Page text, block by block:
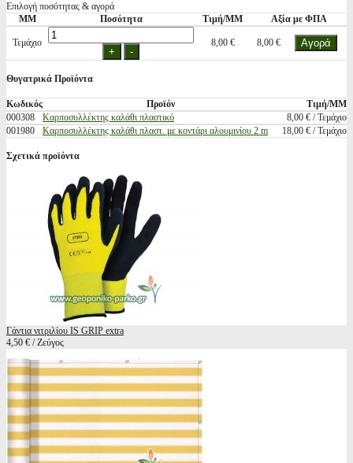
Επιλογή ποσότητας & αγορά
ΜΜ
Ποσότητα Τιμή/ΜΜ Αξία με ΦΠΑ
Τεμάχιο 8,00 € 8,00 €
Θυγατρικά Προϊόντα
Κωδικός Προϊόν
Τιμή/ΜΜ
000308
Καρποσυλλέκτης καλάθι πλαστικό
8,00 € / Τεμάχιο
001980
Καρποσυλλέκτης καλάθι πλαστ. με κοντάρι αλουμινίου 2 m 18,00 € / Τεμάχιο
Σχετικά προϊόντα
Γάντια νιτριλίου IS GRIP extra
4,50 € / Ζεύγος